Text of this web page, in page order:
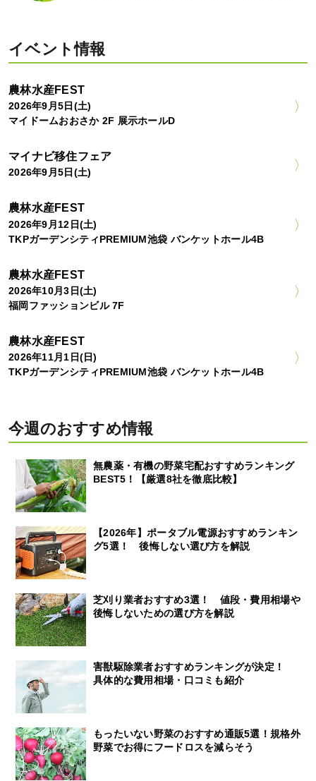
イベント情報
農林水産FEST
2026年9月5日(土)
マイドームおおさか 2F 展示ホールD
マイナビ移住フェア
2026年9月5日(土)
農林水産FEST
2026年9月12日(土)
TKPガーデンシティPREMIUM池袋 バンケットホール4B
農林水産FEST
2026年10月3日(土)
福岡ファッションビル 7F
農林水産FEST
2026年11月1日(日)
TKPガーデンシティPREMIUM池袋 バンケットホール4B
今週のおすすめ情報
無農薬・有機の野菜宅配おすすめランキング
BEST5！【厳選8社を徹底比較】
【2026年】ポータブル電源おすすめランキン
グ5選！ 後悔しない選び方を解説
芝刈り業者おすすめ3選！ 値段・費用相場や
後悔しないための選び方を解説
害獣駆除業者おすすめランキングが決定！
具体的な費用相場・口コミも紹介
もったいない野菜のおすすめ通販5選！規格外
野菜でお得にフードロスを減らそう